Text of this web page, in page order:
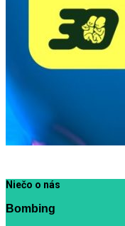
Niečo o nás
Bombing